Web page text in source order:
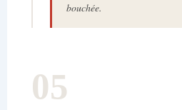
bouchée.
05